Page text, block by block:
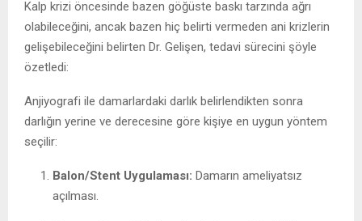
Kalp krizi öncesinde bazen göğüste baskı tarzında ağrı
olabileceğini, ancak bazen hiç belirti vermeden ani krizlerin
gelişebileceğini belirten Dr. Gelişen, tedavi sürecini şöyle
özetledi:
Anjiyografi ile damarlardaki darlık belirlendikten sonra
darlığın yerine ve derecesine göre kişiye en uygun yöntem
seçilir:
Balon/Stent Uygulaması: Damarın ameliyatsız
açılması.